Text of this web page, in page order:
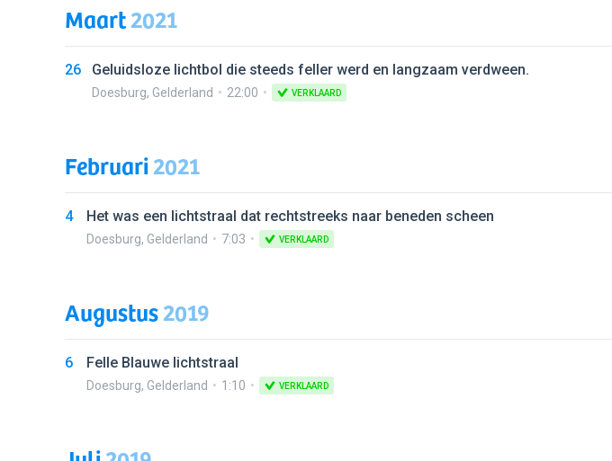
Maart2021
26 Geluidsloze lichtbol die steeds feller werd en langzaam verdween.
Doesburg, Gelderland 22:00 VERKLAARD
Februari2021
4 Het was een lichtstraal dat rechtstreeks naar beneden scheen
Doesburg, Gelderland 7:03 VERKLAARD
Augustus2019
6 Felle Blauwe lichtstraal
Doesburg, Gelderland 1:10 VERKLAARD